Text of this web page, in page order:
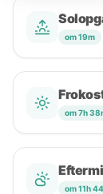
om 19m
om 7h
om 11h